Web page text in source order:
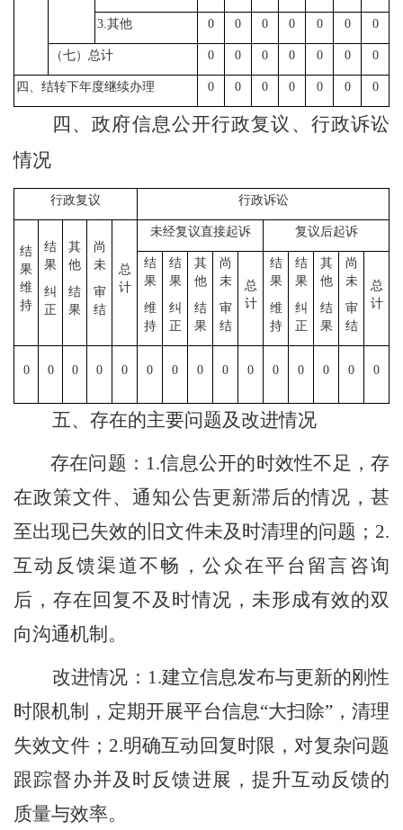
3.其他 0 0 0 0 0 0 0
（七）总计 0 0 0 0 0 0 0
四、结转下年度继续办理 0 0 0 0 0 0 0
四、政府信息公开行政复议、行政诉讼
情况
行政复议 行政诉讼
结
果
维
持
结
果
纠
正
其
他
结
果
尚
未
审
结
总
计
未经复议直接起诉 复议后起诉
结
果
维
持
结
果
纠
正
其
他
结
果
尚
未
审
结
总
计
结
果
维
持
结
果
纠
正
其
他
结
果
尚
未
审
结
总
计
0 0 0 0 0 0 0 0 0 0 0 0 0 0 0
五、存在的主要问题及改进情况
存在问题： 1.信息公开的时效性不足，存
在政策文件、通知公告更新滞后的情况，甚
至出现已失效的旧文件未及时清理的问题 ； 2.
互动反馈渠道不畅，公众在平台留言咨询
后，存在回复不及时情况，未形成有效的双
向沟通机制。
改进情况 ： 1.建立信息发布与更新的刚性
时限机制，定期开展平台信息“大扫除”， 清理
失效文件； 2.明确互动回复时限，对复杂问题
跟踪督办并及时反馈进展 ， 提升互动反馈的
质量与效率。